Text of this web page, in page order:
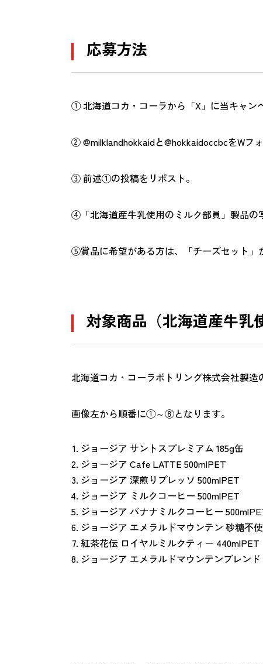
応募方法
① 北海道コカ・コーラから「X」に当キャン
② @milklandhokkaidと@hokkaidoccbcをWフォ
③ 前述①の投稿をリポスト。
④「北海道産牛乳使用のミルク部員」製品の
⑤賞品に希望がある方は、「チーズセット」
対象商品（北海道産牛乳
北海道コカ・コーラボトリング株式会社製造
画像左から順番に①～⑧となります。
ジョージア サントスプレミアム 185g缶
ジョージア Cafe LATTE 500mlPET
ジョージア 深煎りプレッソ 500mlPET
ジョージア ミルクコーヒー 500mlPET
ジョージア バナナミルクコーヒー
ジョージア エメラルドマウンテン 砂糖不
紅茶花伝 ロイヤルミルクティー 440mlPET
ジョージア エメラルドマウンテンブレンド